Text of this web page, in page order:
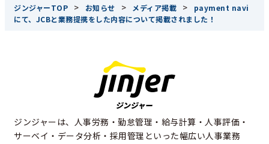
ジンジャーTOP > お知らせ > メディア掲載 >
payment navi
にて、JCBと業務提携をした内容について掲載されました！
ジンジャーは、人事労務・勤怠管理・給与計算・人事評価・
サーベイ・データ分析・採用管理といった幅広い人事業務